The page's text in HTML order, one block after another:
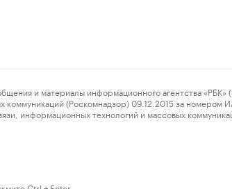
материалы информационного агентства «РБК»
(Роскомнадзор) 09.12.2015 за
информационных технологий и массовых